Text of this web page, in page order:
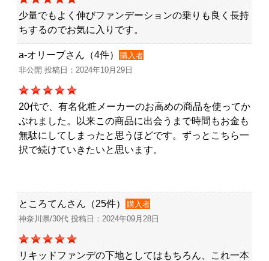
少量でもよく伸びファンデーションの乗りも良く長持
ちするのでお気に入りです。
a-オリーブさん（4件）
購入者
非公開 投稿日：2024年10月29日
20代で、有名化粧メーカーのお高めの商品を使ってか
ぶれました。以来この商品に出会うまで時間もお金も
無駄にしてしまったと思うほどです。ずっとこちら一
択で続けていきたいと思います。
ところてんさん（25件）
購入者
神奈川県/30代 投稿日：2024年09月28日
リキッドファンデの下地としてはもちろん、これ一本